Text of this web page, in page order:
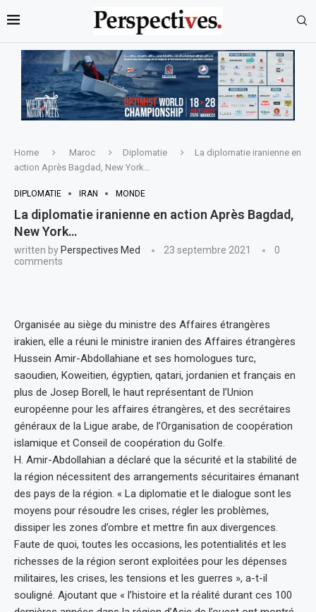
Home Maroc Diplomatie
La diplomatie iranienne en
action Après Bagdad, New York…
DIPLOMATIE IRAN MONDE
La diplomatie iranienne en action Après Bagdad,
New York…
written by Perspectives Med 23 septembre 2021
0
comments
Organisée au siège du ministre des Affaires étrangères
irakien, elle a réuni le ministre iranien des Affaires étrangères
Hussein Amir-Abdollahiane et ses homologues turc,
saoudien, Koweitien, égyptien, qatari, jordanien et français en
plus de Josep Borell, le haut représentant de l’Union
européenne pour les affaires étrangères, et des secrétaires
généraux de la Ligue arabe, de l’Organisation de coopération
islamique et Conseil de coopération du Golfe.
H. Amir-Abdollahian a déclaré que la sécurité et la stabilité de
la région nécessitent des arrangements sécuritaires émanant
des pays de la région. « La diplomatie et le dialogue sont les
moyens pour résoudre les crises, régler les problèmes,
dissiper les zones d’ombre et mettre fin aux divergences.
Faute de quoi, toutes les occasions, les potentialités et les
richesses de la région seront exploitées pour les dépenses
militaires, les crises, les tensions et les guerres », a-t-il
souligné. Ajoutant que « l’histoire et la réalité durant ces 100